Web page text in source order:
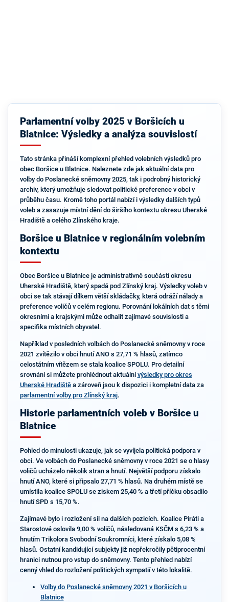
Parlamentní volby 2025 v Boršicích u
Blatnice: Výsledky a analýza souvislostí
Tato stránka přináší komplexní přehled volebních výsledků pro
obec Boršice u Blatnice. Naleznete zde jak aktuální data pro
volby do Poslanecké sněmovny 2025, tak i podrobný historický
archiv, který umožňuje sledovat politické preference v obci v
průběhu času. Kromě toho portál nabízí i výsledky dalších typů
voleb a zasazuje místní dění do širšího kontextu okresu Uherské
Hradiště a celého Zlínského kraje.
Boršice u Blatnice v regionálním volebním
kontextu
Obec Boršice u Blatnice je administrativně součástí okresu
Uherské Hradiště, který spadá pod Zlínský kraj. Výsledky voleb v
obci se tak stávají dílkem větší skládačky, která odráží nálady a
preference voličů v celém regionu. Porovnání lokálních dat s těmi
okresními a krajskými může odhalit zajímavé souvislosti a
specifika místních obyvatel.
Například v posledních volbách do Poslanecké sněmovny v roce
2021 zvítězilo v obci hnutí ANO s 27,71 % hlasů, zatímco
celostátním vítězem se stala koalice SPOLU. Pro detailní
srovnání si můžete prohlédnout aktuálnívýsledky pro okres
Uherské Hradištěa zároveň jsou k dispozici i kompletní data za
parlamentní volby pro Zlínský kraj.
Historie parlamentních voleb v Boršice u
Blatnice
Pohled do minulosti ukazuje, jak se vyvíjela politická podpora v
obci. Ve volbách do Poslanecké sněmovny v roce 2021 se o hlasy
voličů ucházelo několik stran a hnutí. Největší podporu získalo
hnutí ANO, které si připsalo 27,71 % hlasů. Na druhém místě se
umístila koalice SPOLU se ziskem 25,40 % a třetí příčku obsadilo
hnutí SPD s 15,70 %.
Zajímavé bylo i rozložení sil na dalších pozicích. Koalice Piráti a
Starostové oslovila 9,00 % voličů, následovaná KSČM s 6,23 % a
hnutím Trikolora Svobodní Soukromníci, které získalo 5,08 %
hlasů. Ostatní kandidující subjekty již nepřekročily pětiprocentní
hranici nutnou pro vstup do sněmovny. Tento přehled nabízí
cenný vhled do rozložení politických sympatií v této lokalitě.
Volby do Poslanecké sněmovny 2021 v Boršicích u
Blatnice